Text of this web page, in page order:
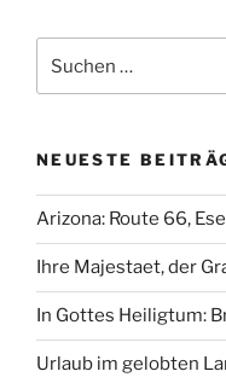
nach:
NEUESTE
Arizona: Route 66,
Ihre Majestaet, der
In Gottes Heiligtum:
Urlaub im gelobten